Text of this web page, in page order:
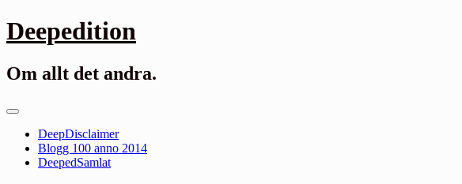
Gå
till
Deepedition
Om allt det andra.
Primär
DeepDisclaimer
Blogg 100 anno 2014
DeepedSamlat